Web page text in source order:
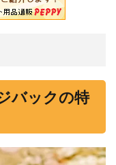
バックの特